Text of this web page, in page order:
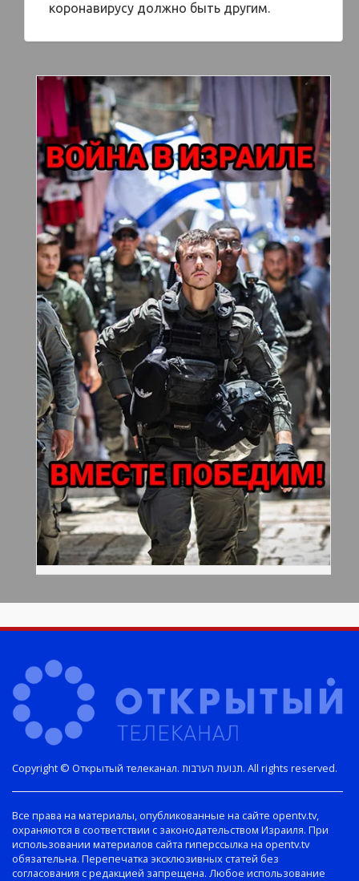
коронавирусу должно быть другим.
Copyright © Открытый телеканал. תנועת הערבות. All rights reserved.
Все права на материалы, опубликованные на сайте opentv.tv,
охраняются в соответствии с законодательством Израиля. При
использовании материалов сайта гиперссылка на opentv.tv
обязательна. Перепечатка эксклюзивных статей без
согласования с редакцией запрещена. Любое использование